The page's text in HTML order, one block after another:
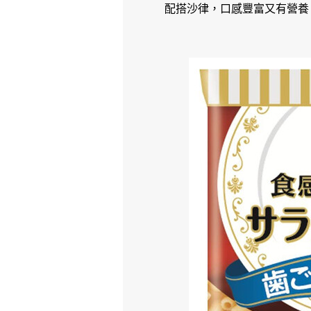
配搭沙律，口感豐富又有營